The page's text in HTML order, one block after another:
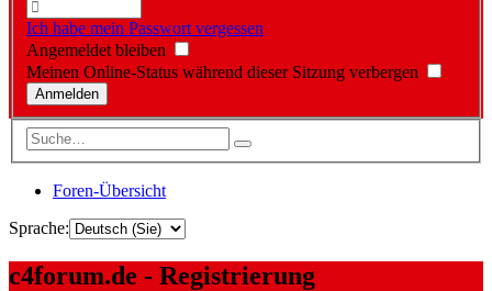
Ich habe mein Passwort vergessen
Angemeldet bleiben
Meinen Online-Status während dieser Sitzung verbergen
Foren-Übersicht
Sprache:
c4forum.de - Registrierung